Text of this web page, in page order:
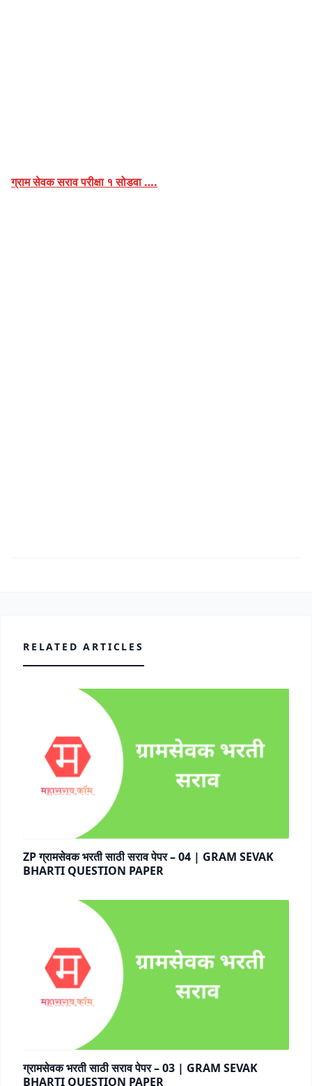
ग्राम सेवक सराव परीक्षा १ सोडवा ….
RELATED ARTICLES
ZP ग्रामसेवक भरती साठी सराव पेपर – 04 | GRAM SEVAK
BHARTI QUESTION PAPER
ग्रामसेवक भरती साठी सराव पेपर – 03 | GRAM SEVAK
BHARTI QUESTION PAPER